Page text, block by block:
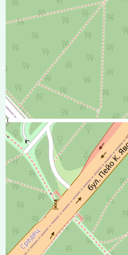
More information
Text format
Filtered HTML
Web page
into links
Allowed HTML
<blockquote>
Lines and